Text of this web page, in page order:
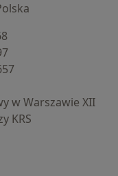
w Warszawie XII
KRS